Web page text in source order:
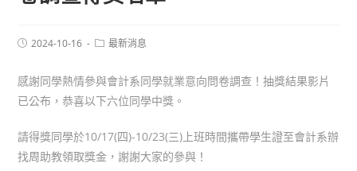
2024-10-16 最新消息
感謝同學熱情參與會計系同學就業意向問卷調查！抽獎結果影片
已公布，恭喜以下六位同學中獎。
請得獎同學於10/17(四)-10/23(三)上班時間攜帶學生證至會計系辦
找周助教領取獎金，謝謝大家的參與！